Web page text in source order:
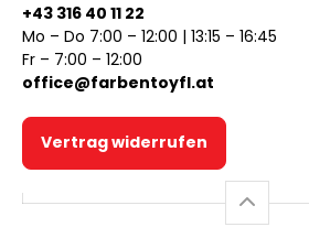
+43 316 40 11 22
Mo – Do 7:00 – 12:00 | 13:15 – 16:45
Fr – 7:00 – 12:00
office@farbentoyfl.at
Vertrag widerrufen